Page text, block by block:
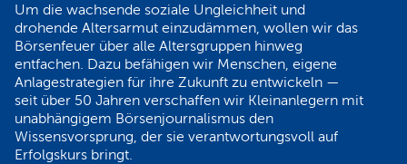
Um die wachsende soziale Ungleichheit und
drohende Altersarmut einzudämmen, wollen wir das
Börsenfeuer über alle Altersgruppen hinweg
entfachen. Dazu befähigen wir Menschen, eigene
Anlagestrategien für ihre Zukunft zu entwickeln —
seit über 50 Jahren verschaffen wir Kleinanlegern mit
unabhängigem Börsenjournalismus den
Wissensvorsprung, der sie verantwortungsvoll auf
Erfolgskurs bringt.